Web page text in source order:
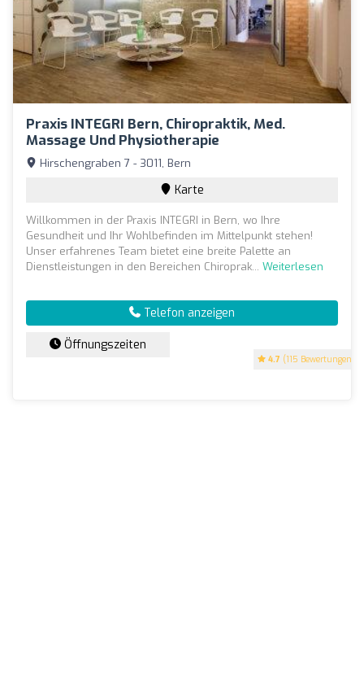
Praxis INTEGRI Bern, Chiropraktik, Med.
Massage Und Physiotherapie
4.7 (115 Bewertungen)
Hirschengraben 7 - 3011, Bern
Karte
Willkommen in der Praxis INTEGRI in Bern, wo Ihre
Gesundheit und Ihr Wohlbefinden im Mittelpunkt stehen!
Unser erfahrenes Team bietet eine breite Palette an
Dienstleistungen in den Bereichen Chiroprak... Weiterlesen
Telefon anzeigen
Öffnungszeiten